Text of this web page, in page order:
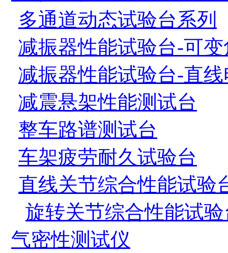
多通道动态试验台系列
减振器性能试验台-可
减振器性能试验台-直
减震悬架性能测试台
整车路谱测试台
车架疲劳耐久试验台
直线关节综合性能试验
旋转关节综合性能试
气密性测试仪